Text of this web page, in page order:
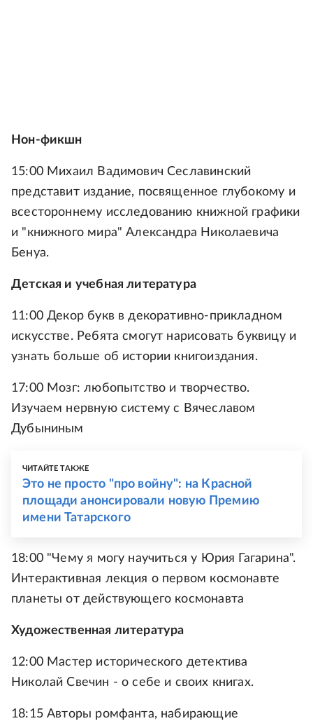
Нон-фикшн
15:00 Михаил Вадимович Сеславинский
представит издание, посвященное глубокому и
всестороннему исследованию книжной графики
и "книжного мира" Александра Николаевича
Бенуа.
Детская и учебная литература
11:00 Декор букв в декоративно-прикладном
искусстве. Ребята смогут нарисовать буквицу и
узнать больше об истории книгоиздания.
17:00 Мозг: любопытство и творчество.
Изучаем нервную систему с Вячеславом
Дубыниным
ЧИТАЙТЕ ТАКЖЕ
Это не просто "про войну": на Красной
площади анонсировали новую Премию
имени Татарского
18:00 "Чему я могу научиться у Юрия Гагарина".
Интерактивная лекция о первом космонавте
планеты от действующего космонавта
Художественная литература
12:00 Мастер исторического детектива
Николай Свечин - о себе и своих книгах.
18:15 Авторы ромфанта, набирающие